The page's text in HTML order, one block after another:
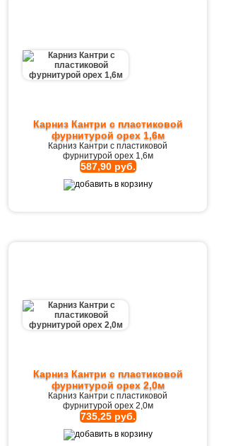
Карниз Кантри с пластиковой
фурнитурой орех 1,6м
Карниз Кантри с пластиковой
фурнитурой орех 1,6м
587,90 руб.
Карниз Кантри с пластиковой
фурнитурой орех 2,0м
Карниз Кантри с пластиковой
фурнитурой орех 2,0м
735,25 руб.